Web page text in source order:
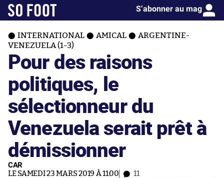
S’abonner au mag
INTERNATIONAL AMICAL
ARGENTINE-
VENEZUELA (1-3)
Pour des raisons
politiques, le
sélectionneur du
Venezuela serait prêt à
démissionner
CAR
LE SAMEDI 23 MARS 2019 À 11:00 11